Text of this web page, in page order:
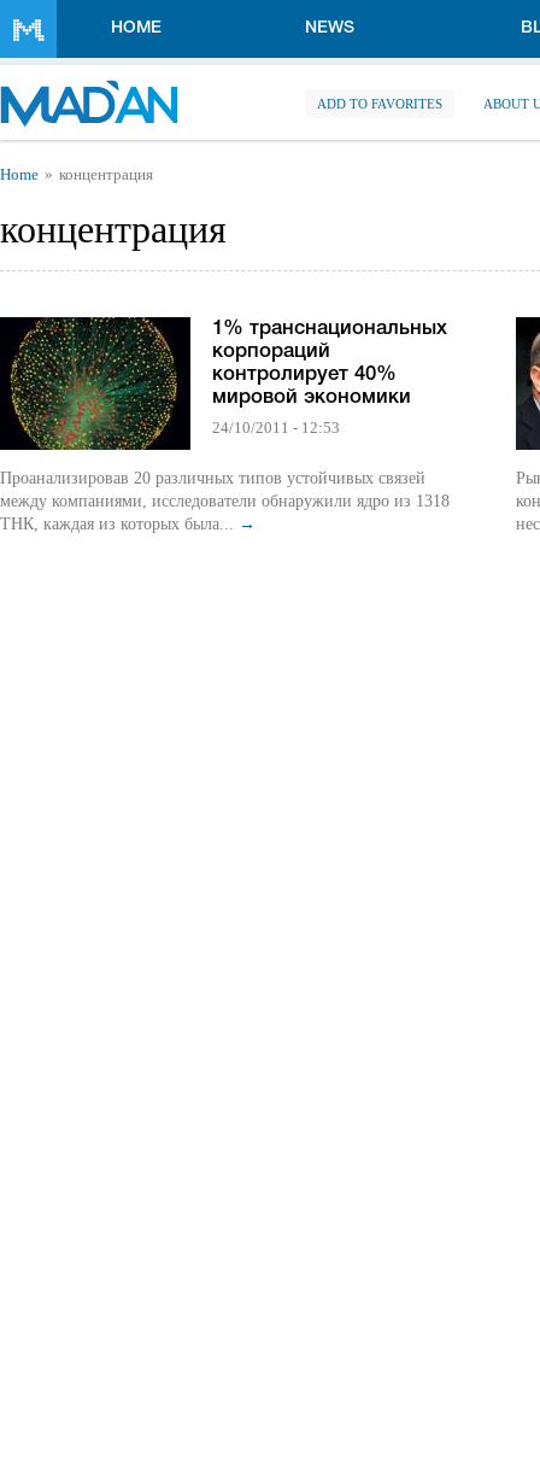
HOME NEWS
ADD TO FAVORITES ABOUT
You are here
Home концентрация
концентрация
1% транснациональных
корпораций
контролирует 40%
мировой экономики
24/10/2011 - 12:53
Проанализировав 20 различных типов устойчивых связей
между компаниями, исследователи обнаружили ядро из 1318
ТНК, каждая из которых была... →